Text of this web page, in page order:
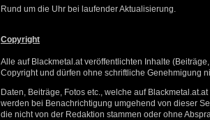
Rund um die Uhr bei laufender Aktualisierung.
Copyright
Alle auf Blackmetal.at veröffentlichten Inhalte
Copyright und dürfen ohne schriftliche Genehmigung
Daten, Beiträge, Fotos etc., welche auf
werden bei Benachrichtigung umgehend von dieser
die nicht von der Redaktion stammen oder ohne